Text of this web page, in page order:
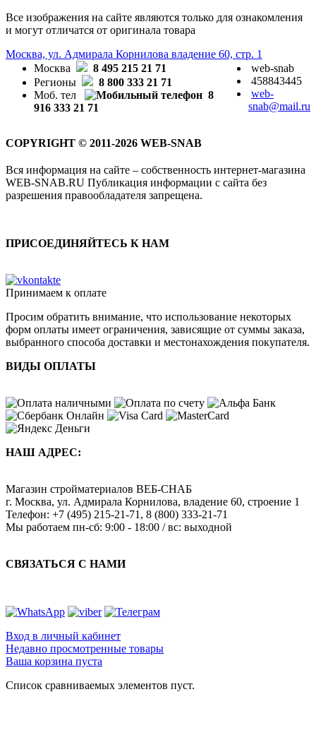
Все изображения на сайте являются только для ознакомления
и могут отличатся от оригинала товара
Москва, ул. Адмирала Корнилова владение 60, стр. 1
Москва
8 495 215 21 71
Регионы
8 800 333 21 71
Моб. тел
8
916 333 21 71
web-snab
458843445
web-
snab@mail.ru
COPYRIGHT © 2011-2026 WEB-SNAB
Вся информация на сайте – собственность интернет-магазина
WEB-SNAB.RU Публикация информации с сайта без
разрешения правообладателя запрещена.
ПРИСОЕДИНЯЙТЕСЬ К НАМ
Принимаем к оплате
Просим обратить внимание, что использование некоторых
форм оплаты имеет ограничения, зависящие от суммы заказа,
выбранного способа доставки и местонахождения покупателя.
ВИДЫ ОПЛАТЫ
НАШ АДРЕС:
Магазин стройматериалов ВЕБ-СНАБ
г. Москва, ул. Адмирала Корнилова, владение 60, строение 1
Телефон: +7 (495) 215-21-71 , 8 (800) 333-21-71
Мы работаем пн-сб: 9:00 - 18:00 / вс: выходной
СВЯЗАТЬСЯ С НАМИ
Вход в личный кабинет
Недавно просмотренные товары
Ваша корзина пуста
Список сравниваемых элементов пуст.